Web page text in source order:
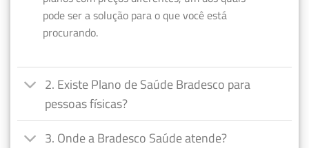
pode ser a solução para o que você está
procurando.
2. Existe Plano de Saúde Bradesco para
pessoas físicas?
3. Onde a Bradesco Saúde atende?